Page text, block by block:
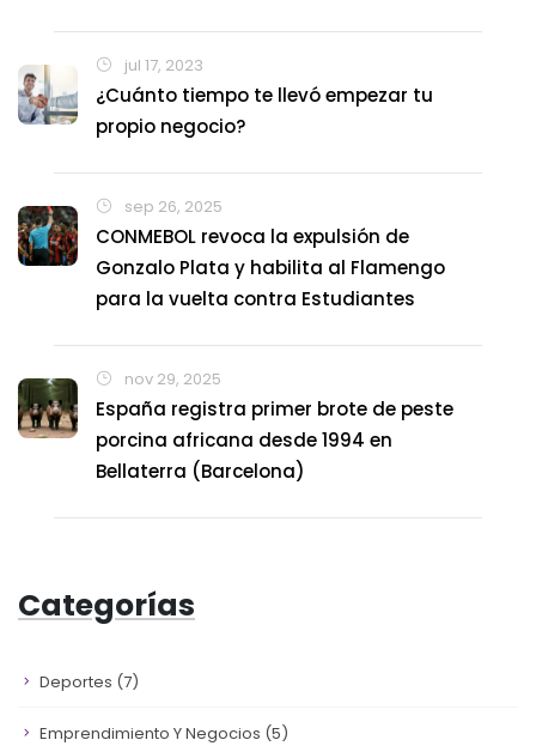
jul 17, 2023
¿Cuánto tiempo te llevó empezar tu
propio negocio?
sep 26, 2025
CONMEBOL revoca la expulsión de
Gonzalo Plata y habilita al Flamengo
para la vuelta contra Estudiantes
nov 29, 2025
España registra primer brote de peste
porcina africana desde 1994 en
Bellaterra (Barcelona)
Categorías
Deportes (7)
Emprendimiento Y Negocios (5)